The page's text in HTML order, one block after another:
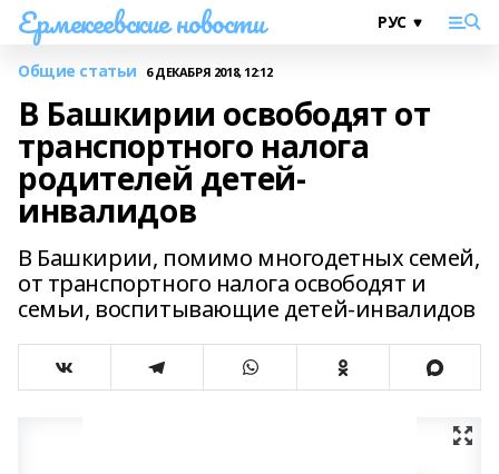
Ермекеевские новости
Общие статьи 6 ДЕКАБРЯ 2018, 12:12
В Башкирии освободят от
транспортного налога
родителей детей-
инвалидов
В Башкирии, помимо многодетных семей,
от транспортного налога освободят и
семьи, воспитывающие детей-инвалидов